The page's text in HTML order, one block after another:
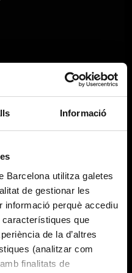
Informació
Barcelona utilitza galetes
de gestionar les
perquè accediu
que
de la d’altres
(analitzar com
finalitats de